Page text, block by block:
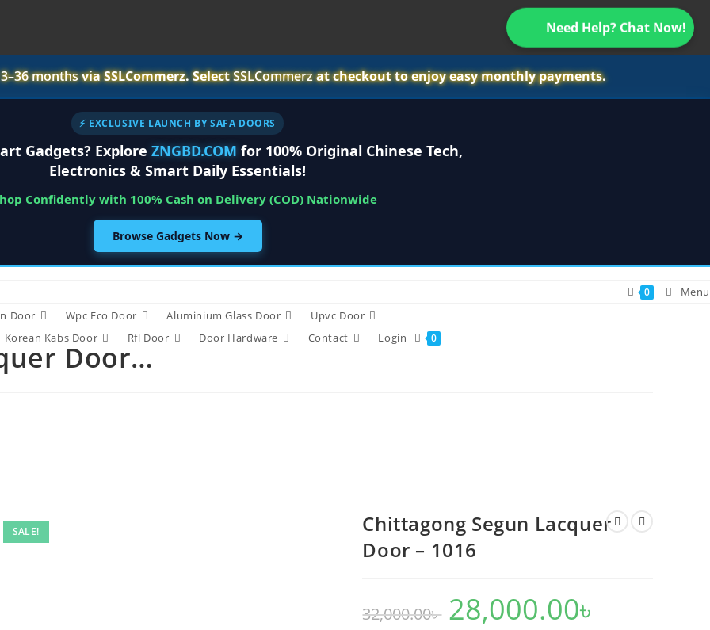
Need Help? Chat Now!
3–36 monthsvia SSLCommerz. SelectSSLCommerzat checkout to enjoy easy monthly payments.
⚡ EXCLUSIVE LAUNCH BY SAFA DOORS
Gadgets? Explore ZNGBD.COM for 100% Original Chinese Tech,
Electronics & Smart Daily Essentials!
Confidently with 100% Cash on Delivery (COD) Nationwide
Browse Gadgets Now →
Door Wpc Eco Door Aluminium Glass Door
Upvc Door
Korean Kabs Door Rfl Door Door Hardware Contact Login 0
0 Menu
Door…
SALE!
Chittagong Segun Lacquer
Door – 1016
32,000.00৳
Original
price
was:
28,000.00৳